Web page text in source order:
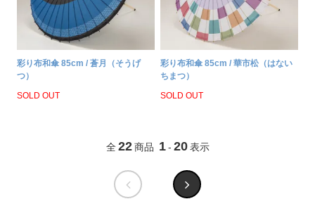
彩り布和傘 85cm / 蒼月（そうげ
つ）
SOLD OUT
彩り布和傘 85cm / 華市松（はない
ちまつ）
SOLD OUT
全 22 商品 1 - 20 表示